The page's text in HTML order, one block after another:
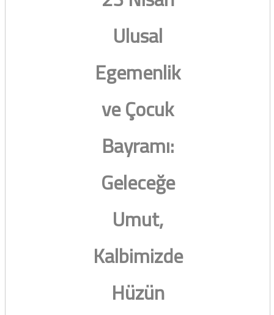
Ulusal
Egemenlik
ve Çocuk
Bayramı:
Geleceğe
Umut,
Kalbimizde
Hüzün